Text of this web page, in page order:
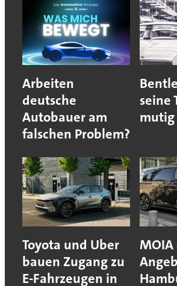
Arbeiten
deutsche
Autobauer am
falschen Problem?
seine
mutig
Toyota und Uber
bauen Zugang zu
E-Fahrzeugen in